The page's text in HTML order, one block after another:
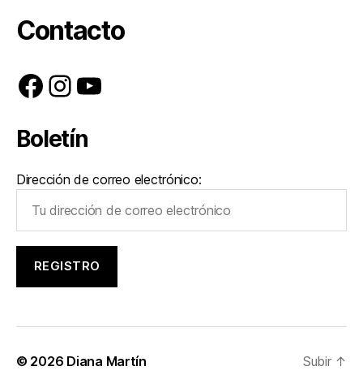
Contacto
Facebook
Instagram
YouTube
Boletín
Dirección de correo electrónico:
© 2026 Diana Martín Subir ↑